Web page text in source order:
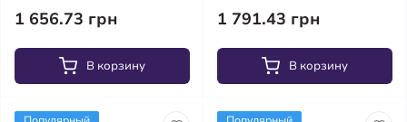
1 656.73 грн
В корзину
1 791.43 грн
В корзину